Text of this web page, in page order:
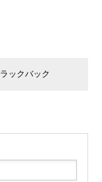
ックバック